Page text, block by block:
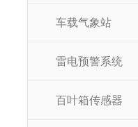
车载气象站
雷电预警系统
百叶箱传感器